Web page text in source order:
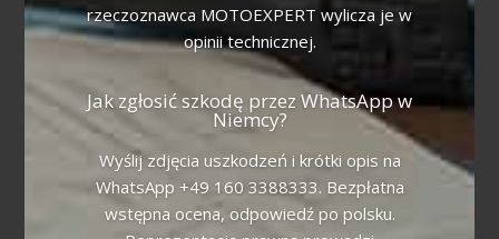
rzeczoznawca MOTOEXPERT wylicza je w
opinii technicznej.
Jak zgłosić szkodę przez WhatsApp w
Niemcy?
Wyślij zdjęcia uszkodzeń i krótki opis na
WhatsApp +49 160 3388333. Bezpłatna
wstępna ocena, odpowiedź po polsku.